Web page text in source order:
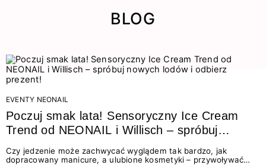
BLOG
EVENTY NEONAIL
Poczuj smak lata! Sensoryczny Ice Cream
Trend od NEONAIL i Willisch – spróbuj
nowych lodów i odbierz prezent!
Czy jedzenie może zachwycać wyglądem tak bardzo, jak
dopracowany manicure, a ulubione kosmetyki – przywoływać